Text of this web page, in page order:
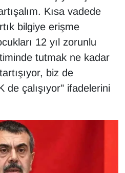
Kısa vadede
bilgiye erişme
12 yıl zorunlu
tutmak ne kadar
biz de
de çalışıyor" ifadelerini